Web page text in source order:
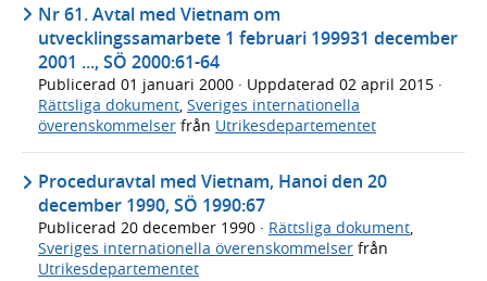
Nr 61. Avtal med Vietnam om
utvecklingssamarbete 1 februari 199931 december
2001 ..., SÖ 2000:61-64
Publicerad 01 januari 2000 · Uppdaterad 02 april 2015 ·
Rättsliga dokument, Sveriges internationella
överenskommelser från Utrikesdepartementet
Proceduravtal med Vietnam, Hanoi den 20
december 1990, SÖ 1990:67
Publicerad 20 december 1990 · Rättsliga dokument,
Sveriges internationella överenskommelser från
Utrikesdepartementet